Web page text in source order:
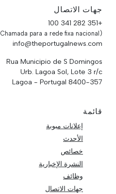
جهات الاتصال
+351 282 341 100
(Chamada para a rede fixa nacional)
info@theportugalnews.com
Rua Municipio de S Domingos
Urb. Lagoa Sol, Lote 3 r/c
8400-357 Lagoa - Portugal
قائمة
إعلانات مبوبة
الأحدث
خصائص
النشرة الإخبارية
وظائف
جهات الاتصال